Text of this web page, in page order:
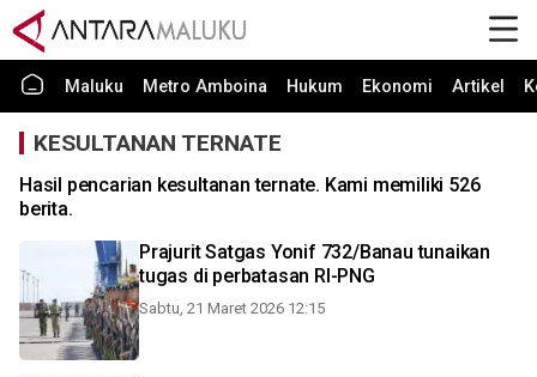
Maluku Metro Amboina Hukum Ekonomi Artikel
KESULTANAN TERNATE
Hasil pencarian kesultanan ternate. Kami memiliki 526
berita.
Prajurit Satgas Yonif 732/Banau tunaikan
tugas di perbatasan RI-PNG
Sabtu, 21 Maret 2026 12:15